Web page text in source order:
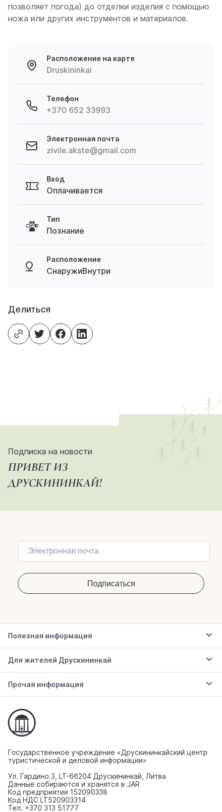
позволяет погода) до отделки изделия с помощью
ножа или других инструментов и материалов.
Расположение на карте
Druskininkai
Телефон
+370 652 33993
Электронная почта
zivile.akste@gmail.com
Вход
Оплачивается
Тип
Познание
Расположение
СнаружиВнутри
Делиться
Подписка на новости
ПРИВЕТ ИЗ
ДРУСКИНИНКАЙ!
Полезная информация
Для жителей Друскининкай
Прочая информация
Государственное учреждение «Друскининкайский центр
туристической и деловой информации»
Ул. Гардино 3, LT-66204 Друскининкай, Литва
Данные собираются и хранятся в JAR
Код предприятия 152090338
Код НДС LT520903314
Тел. +370 313 51777